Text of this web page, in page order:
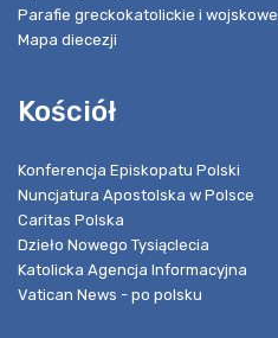
Parafie greckokatolickie i wojskowe
Mapa diecezji
Kościół
Konferencja Episkopatu Polski
Nuncjatura Apostolska w Polsce
Caritas Polska
Dzieło Nowego Tysiąclecia
Katolicka Agencja Informacyjna
Vatican News - po polsku